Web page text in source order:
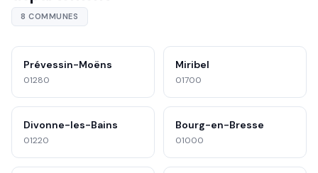
8 COMMUNES
Prévessin-Moëns
01280
Miribel
01700
Divonne-les-Bains
01220
Bourg-en-Bresse
01000